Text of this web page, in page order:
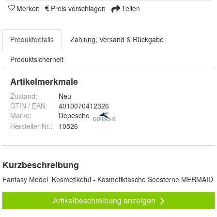
Merken Preis vorschlagen Teilen
Produktdetails Zahlung, Versand & Rückgabe
Produktsicherheit
Artikelmerkmale
Zustand:
Neu
GTIN / EAN:
4010070412326
Marke:
Depesche
Hersteller Nr.:
10526
Kurzbeschreibung
Fantasy Model Kosmetiketui - Kosmetiktasche Seesterne MERMAID
Artikelbeschreibung anzeigen